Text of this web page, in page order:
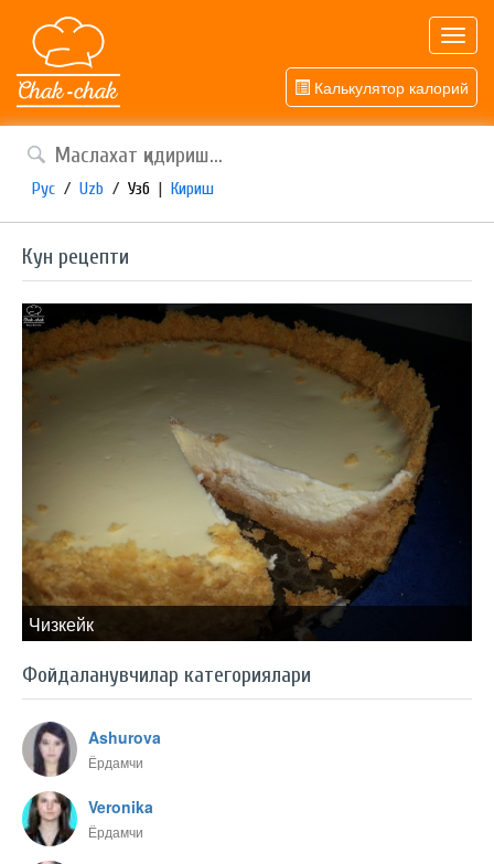
Калькулятор калорий
Рус / Uzb / Узб | Кириш
Кун рецепти
Чизкейк
Фойдаланувчилар категориялари
Ashurova
Ёрдамчи
Veronika
Ёрдамчи